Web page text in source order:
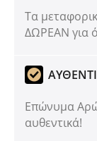
Tα
ΔΩΡΕΑΝ για
Επώνυμα
αυθεντικά!